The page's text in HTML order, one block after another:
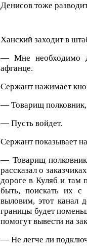
Денисов тоже
Ханский заходит в
— Мне необходимо
афганце.
Сержант нажимает
— Товарищ
— Пусть войдет.
Сержант показывает
— Товарищ
рассказал о
дороге в Куляб и там
быть, поискать их
выловим, этот канал
границы будет
помогут вывести на
— Не легче ли